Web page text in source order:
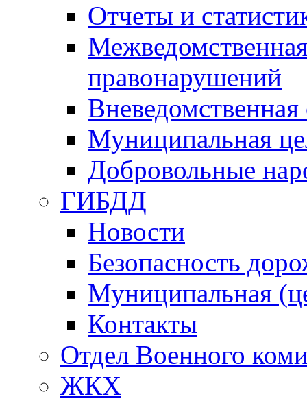
Отчеты и
правонарушений
Вневедомственная
Муниципальная
Добровольные
ГИБДД
Новости
Безопасность
Муниципальная
Контакты
Отдел Военного
ЖКХ